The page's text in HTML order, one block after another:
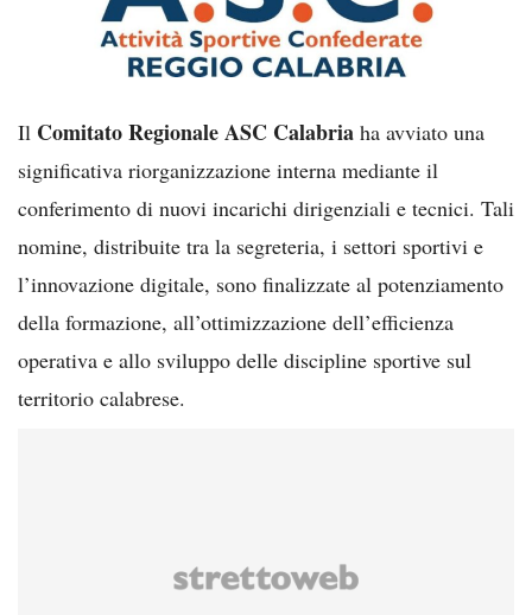
Il Comitato Regionale ASC Calabria ha avviato una
significativa riorganizzazione interna mediante il
conferimento di nuovi incarichi dirigenziali e tecnici. Tali
nomine, distribuite tra la segreteria, i settori sportivi e
l’innovazione digitale, sono finalizzate al potenziamento
della formazione, all’ottimizzazione dell’efficienza
operativa e allo sviluppo delle discipline sportive sul
territorio calabrese.